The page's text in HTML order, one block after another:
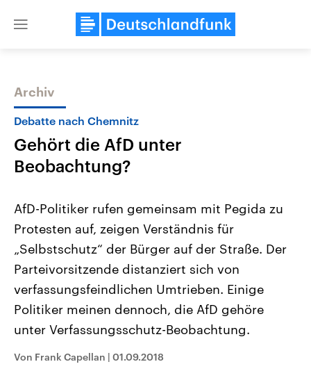
Close
Themen
Landtagswahl Sachsen-Anhalt
2026
Alle Informationen
Sachsen-Anhalt wählt am 6.
September 2026 einen neuen
Landtag. Seit 2021 wird das
Bundesland von einer Koalition aus
Umfragen, Prognosen,
und Hintergründe zu den Parteien
und Kandidaten der anstehenden
USA
Aktuelle Beiträge,
Hintergründe
Wirtschaftlich und
gehören die Vereinigten
den mächtigsten Ländern
mit großem Einfluss auf
aktuelle Weltgeschehen.
Sendungen Programm
Archiv
Debatte nach Chemnitz
Gehört die AfD unter
Beobachtung?
AfD-Politiker rufen gemeinsam mit Pegida zu
Protesten auf, zeigen Verständnis für
„Selbstschutz“ der Bürger auf der Straße. Der
Parteivorsitzende distanziert sich von
verfassungsfeindlichen Umtrieben. Einige
Politiker meinen dennoch, die AfD gehöre
unter Verfassungsschutz-Beobachtung.
Von Frank Capellan | 01.09.2018